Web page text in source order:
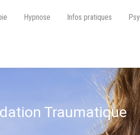
Hypnose Infos pratiques
Traumatique